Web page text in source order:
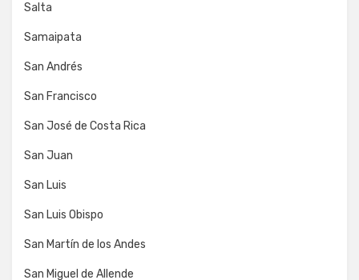
Salta
Samaipata
San Andrés
San Francisco
San José de Costa Rica
San Juan
San Luis
San Luis Obispo
San Martín de los Andes
San Miguel de Allende